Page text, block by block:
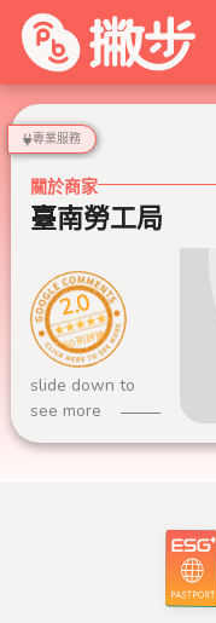
專業服務
關於商家
臺南勞工局
2.0
60 則評論
slide down to
see more